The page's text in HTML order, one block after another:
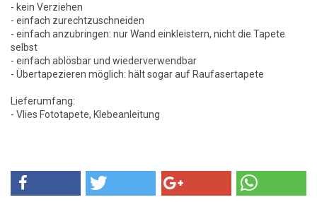
- kein Verziehen
- einfach zurechtzuschneiden
- einfach anzubringen: nur Wand einkleistern, nicht die Tapete
selbst
- einfach ablösbar und wiederverwendbar
- Übertapezieren möglich: hält sogar auf Raufasertapete
Lieferumfang:
- Vlies Fototapete, Klebeanleitung